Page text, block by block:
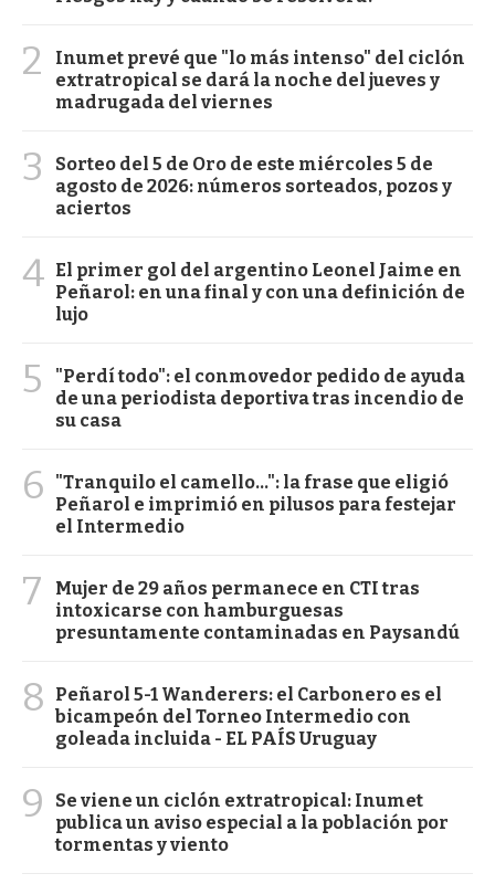
2
Inumet prevé que "lo más intenso" del ciclón
extratropical se dará la noche del jueves y
madrugada del viernes
3
Sorteo del 5 de Oro de este miércoles 5 de
agosto de 2026: números sorteados, pozos y
aciertos
4 El primer gol del argentino Leonel Jaime en
Peñarol: en una final y con una definición de
lujo
5
"Perdí todo": el conmovedor pedido de ayuda
de una periodista deportiva tras incendio de
su casa
6
"Tranquilo el camello...": la frase que eligió
Peñarol e imprimió en pilusos para festejar
el Intermedio
7
Mujer de 29 años permanece en CTI tras
intoxicarse con hamburguesas
presuntamente contaminadas en Paysandú
8
Peñarol 5-1 Wanderers: el Carbonero es el
bicampeón del Torneo Intermedio con
goleada incluida - EL PAÍS Uruguay
9
Se viene un ciclón extratropical: Inumet
publica un aviso especial a la población por
tormentas y viento